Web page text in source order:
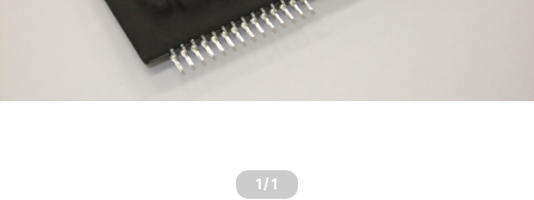
1 /1